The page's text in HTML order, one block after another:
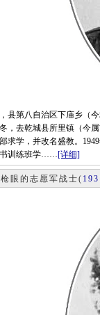
第八自治区下庙乡（今
，去乾城县所里镇（今
求学，并改名盛教。
书训练班学……[详细]
眼的志愿军战士(